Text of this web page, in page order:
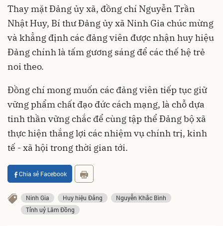
Thay mặt Đảng ủy xã, đồng chí Nguyễn Trần
Nhật Huy, Bí thư Đảng ủy xã Ninh Gia chúc mừng
và khẳng định các đảng viên được nhận huy hiệu
Đảng chính là tấm gương sáng để các thế hệ trẻ
noi theo.
Đồng chí mong muốn các đảng viên tiếp tục giữ
vững phẩm chất đạo đức cách mạng, là chỗ dựa
tinh thần vững chắc để cùng tập thể Đảng bộ xã
thực hiện thắng lợi các nhiệm vụ chính trị, kinh
tế - xã hội trong thời gian tới.
Chia sẻ Facebook
Ninh Gia Huy hiệu Đảng
Nguyễn Khắc Bình
Tỉnh uỷ Lâm Đồng